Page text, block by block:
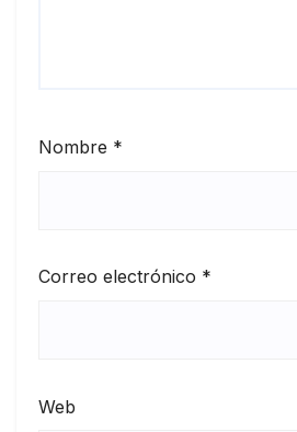
Nombre *
Correo electrónico *
Web